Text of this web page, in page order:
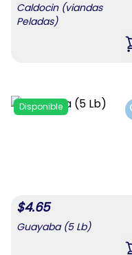
Caldocin (viandas
Peladas)
Disponible
$4.65
Guayaba (5 Lb)